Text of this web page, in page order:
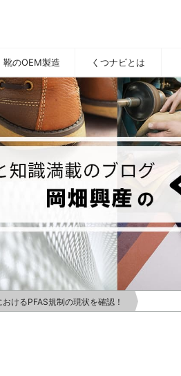
靴のOEM製造 くつナビとは
けるPFAS規制の現状を確認！